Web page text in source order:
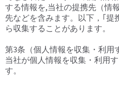
する情報を,当社の提携先（情
先などを含みます。以下，｢提
ら収集することがあります。
第3条（個人情報を収集・利用
当社が個人情報を収集・利用
す。